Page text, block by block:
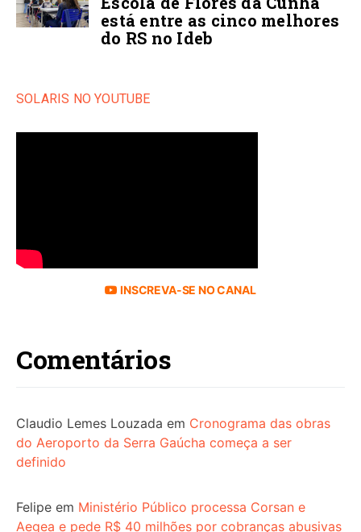
está entre as cinco melhores
do RS no Ideb
SOLARIS NO YOUTUBE
INSCREVA-SE NO CANAL
Comentários
Claudio Lemes Louzada em Cronograma das obras
do Aeroporto da Serra Gaúcha começa a ser
definido
Felipe em Ministério Público processa Corsan e
Aegea e pede R$ 40 milhões por cobranças abusivas